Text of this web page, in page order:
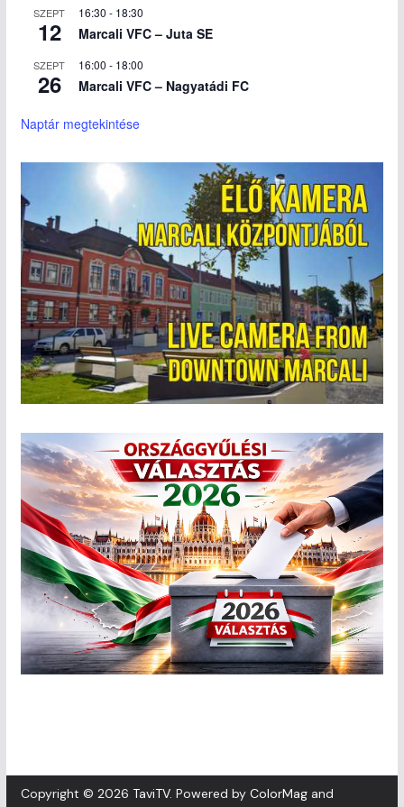
SZEPT
12
16:30 - 18:30
Marcali VFC – Juta SE
SZEPT
26
16:00 - 18:00
Marcali VFC – Nagyatádi FC
Naptár megtekintése
Copyright © 2026 TaviTV. Powered by ColorMagand